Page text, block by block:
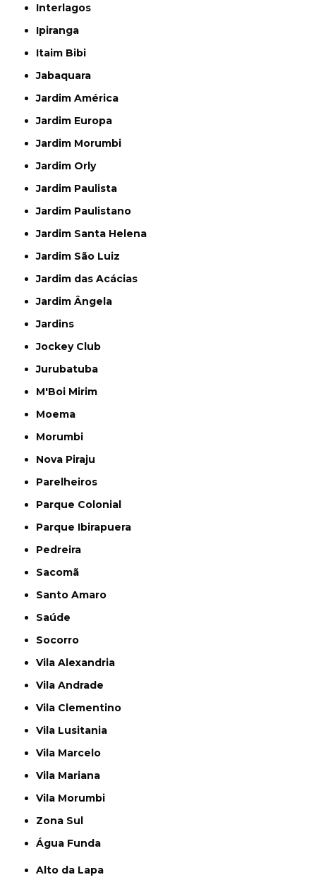
Interlagos
Ipiranga
Itaim Bibi
Jabaquara
Jardim América
Jardim Europa
Jardim Morumbi
Jardim Orly
Jardim Paulista
Jardim Paulistano
Jardim Santa Helena
Jardim São Luiz
Jardim das Acácias
Jardim Ângela
Jardins
Jockey Club
Jurubatuba
M'Boi Mirim
Moema
Morumbi
Nova Piraju
Parelheiros
Parque Colonial
Parque Ibirapuera
Pedreira
Sacomã
Santo Amaro
Saúde
Socorro
Vila Alexandria
Vila Andrade
Vila Clementino
Vila Lusitania
Vila Marcelo
Vila Mariana
Vila Morumbi
Zona Sul
Água Funda
Alto da Lapa